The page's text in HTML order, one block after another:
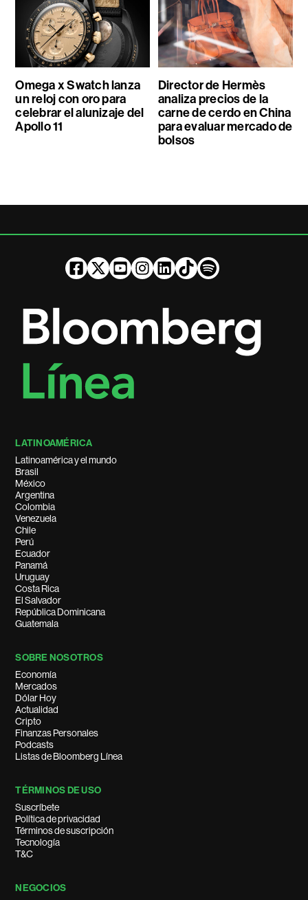
Omega x Swatch lanza
un reloj con oro para
celebrar el alunizaje del
Apollo 11
Director de Hermès
analiza precios de la
carne de cerdo en China
para evaluar mercado de
bolsos
LATINOAMÉRICA
Latinoamérica y el mundo
Brasil
México
Argentina
Colombia
Venezuela
Chile
Perú
Ecuador
Panamá
Uruguay
Costa Rica
El Salvador
República Dominicana
Guatemala
SOBRE NOSOTROS
Economía
Mercados
Dólar Hoy
Actualidad
Cripto
Finanzas Personales
Podcasts
Listas de Bloomberg Línea
TÉRMINOS DE USO
Suscríbete
Política de privacidad
Términos de suscripción
Tecnología
T&C
NEGOCIOS